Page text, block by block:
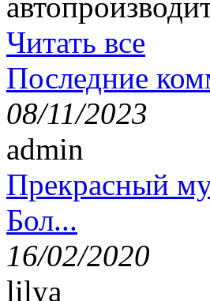
Читать все
Последние
08/11/2023
admin
Прекрасный
Бол...
16/02/2020
lilya